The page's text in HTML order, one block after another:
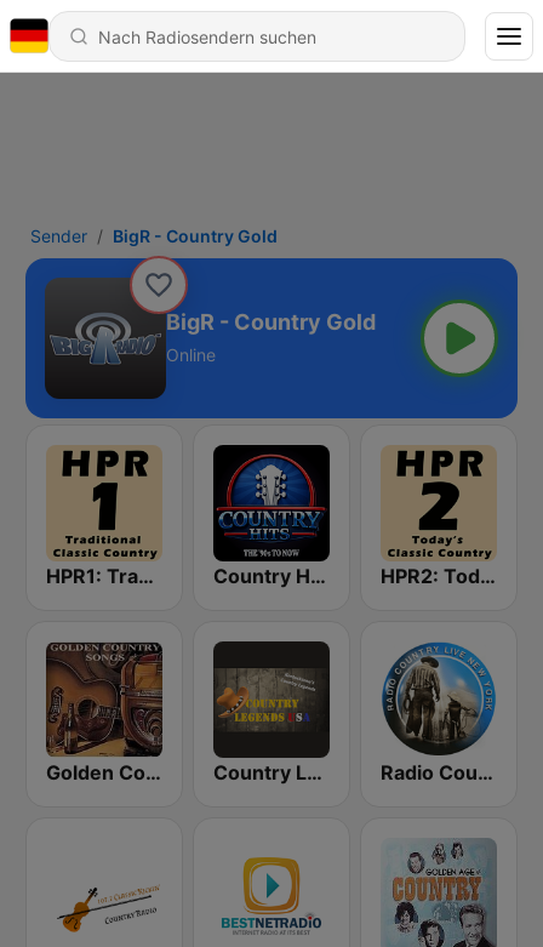
Sender BigR - Country Gold
BigR - Country Gold
Online
HPR1: Traditional Classic Country Country Hits HPR2: Today's Classic Country
Golden Country Songs Country Legends USA Radio Country Live